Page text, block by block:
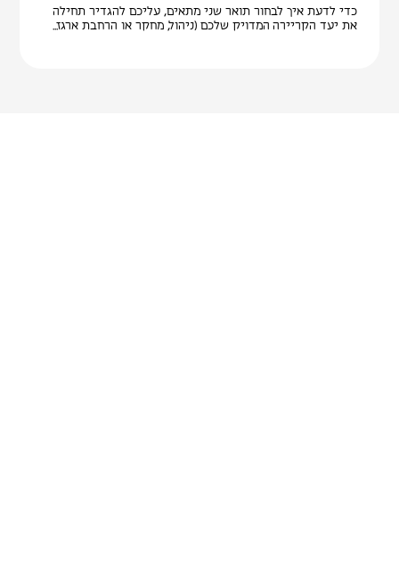
כדי לדעת איך לבחור תואר שני מתאים, עליכם להגדיר תחילה
את יעד הקריירה המדויק שלכם (ניהול, מחקר או הרחבת ארגז...